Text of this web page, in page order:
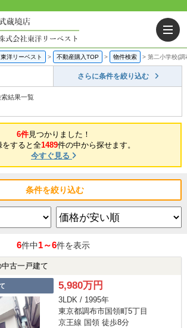
洋リーベスト > 不動産購入TOP > 物件検索 > 第二小学校(調
さらに条件を絞り込む
結果一覧
6件見つかりました！
をすると全1489件の中から探せます。
今すぐ見る
条件を絞り込む
6件中1～6件を表示
古一戸建て
5,980万円
3LDK / 1995年
東京都調布市国領町5丁目
京王線 国領 徒歩8分